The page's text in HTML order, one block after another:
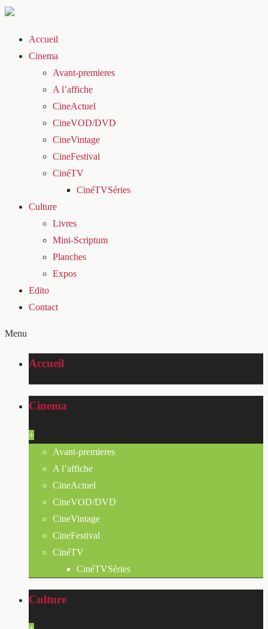
Accueil
Cinema
Avant-premieres
A l’affiche
CineActuel
CineVOD/DVD
CineVintage
CineFestival
CinéTV
CinéTVSéries
Culture
Livres
Mini-Scriptum
Planches
Expos
Edito
Contact
Menu
Accueil
Cinema
+
Avant-premieres
A l’affiche
CineActuel
CineVOD/DVD
CineVintage
CineFestival
CinéTV
CinéTVSéries
Culture